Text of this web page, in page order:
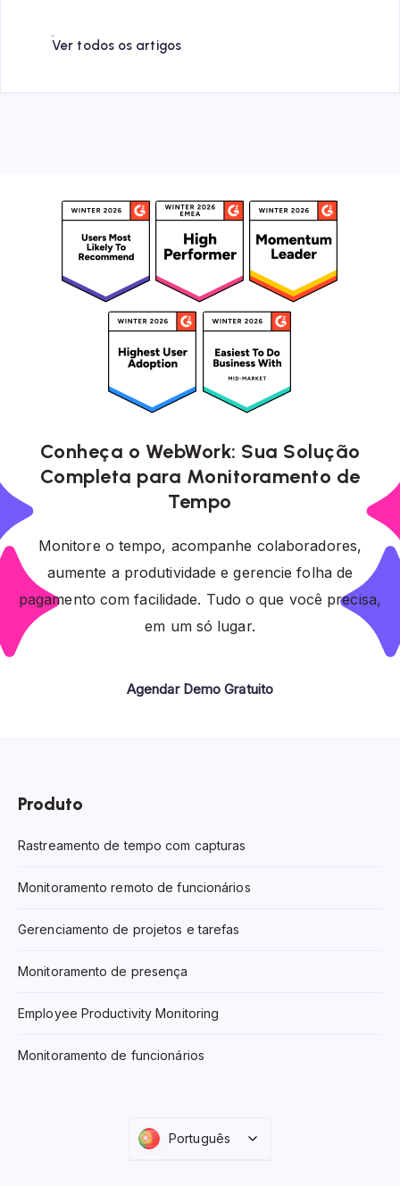
Ver todos os artigos
Conheça o WebWork: Sua Solução
Completa para Monitoramento de
Tempo
Monitore o tempo, acompanhe colaboradores,
aumente a produtividade e gerencie folha de
pagamento com facilidade. Tudo o que você precisa,
em um só lugar.
Agendar Demo Gratuito
Produto
Rastreamento de tempo com capturas
Monitoramento remoto de funcionários
Gerenciamento de projetos e tarefas
Monitoramento de presença
Employee Productivity Monitoring
Monitoramento de funcionários
Português